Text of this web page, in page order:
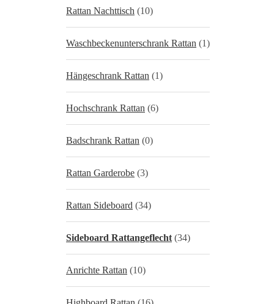
Rattan Nachttisch (10)
Waschbeckenunterschrank Rattan (1)
Hängeschrank Rattan (1)
Hochschrank Rattan (6)
Badschrank Rattan (0)
Rattan Garderobe (3)
Rattan Sideboard (34)
Sideboard Rattangeflecht (34)
Anrichte Rattan (10)